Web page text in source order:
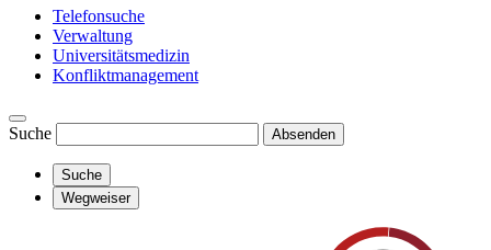
Telefonsuche
Verwaltung
Universitätsmedizin
Konfliktmanagement
Suche Absenden
Suche
Wegweiser